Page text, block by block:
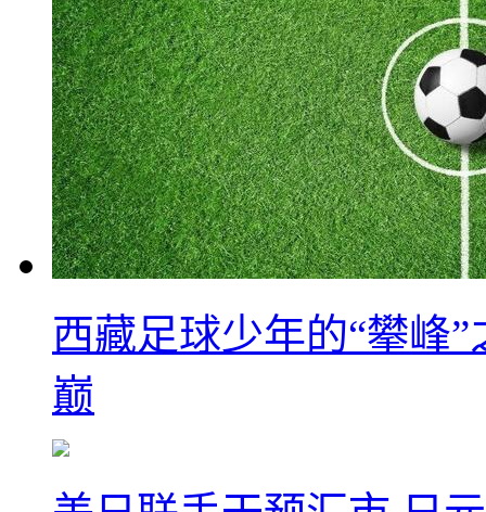
西藏足球少年的“攀峰
巅